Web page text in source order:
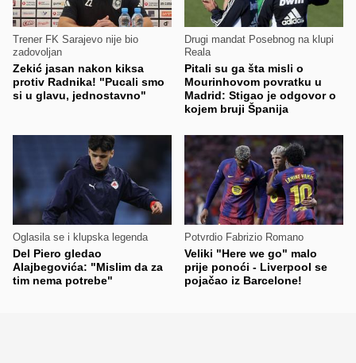
Trener FK Sarajevo nije bio
zadovoljan
Zekić jasan nakon kiksa
protiv Radnika! "Pucali smo
si u glavu, jednostavno"
Drugi mandat Posebnog na klupi
Reala
Pitali su ga šta misli o
Mourinhovom povratku u
Madrid: Stigao je odgovor o
kojem bruji Španija
Oglasila se i klupska legenda
Del Piero gledao
Alajbegovića: "Mislim da za
tim nema potrebe"
Potvrdio Fabrizio Romano
Veliki "Here we go" malo
prije ponoći - Liverpool se
pojačao iz Barcelone!